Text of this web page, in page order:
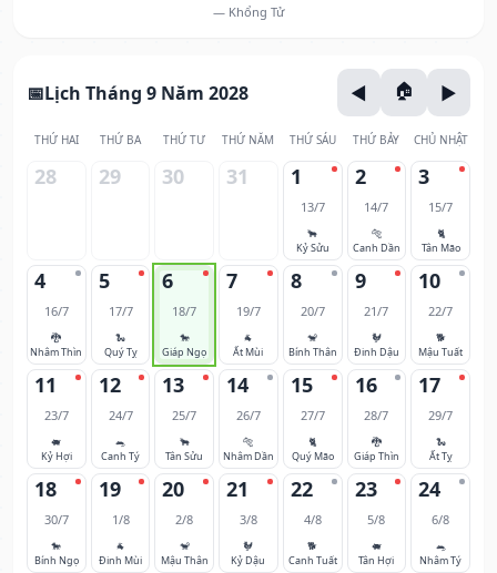
— Khổng Tử
Lịch Tháng 9 Năm 2028
THỨ HAI THỨ BA THỨ TƯ THỨ NĂM THỨ SÁU THỨ BẢY CHỦ NHẬT
28 29 30 31 1
13/7
🐂
Kỷ Sửu
2
14/7
🐅
Canh Dần
3
15/7
🐈
Tân Mão
4
16/7
🐉
Nhâm Thìn
5
17/7
🐍
Quý Tỵ
6
18/7
🐎
Giáp Ngọ
7
19/7
🐐
Ất Mùi
8
20/7
🐒
Bính Thân
9
21/7
🐓
Đinh Dậu
10
22/7
🐕
Mậu Tuất
11
23/7
🐖
Kỷ Hợi
12
24/7
🐀
Canh Tý
13
25/7
🐂
Tân Sửu
14
26/7
🐅
Nhâm Dần
15
27/7
🐈
Quý Mão
16
28/7
🐉
Giáp Thìn
17
29/7
🐍
Ất Tỵ
18
30/7
🐎
Bính Ngọ
19
1/8
🐐
Đinh Mùi
20
2/8
🐒
Mậu Thân
21
3/8
🐓
Kỷ Dậu
22
4/8
🐕
Canh Tuất
23
5/8
🐖
Tân Hợi
24
6/8
🐀
Nhâm Tý